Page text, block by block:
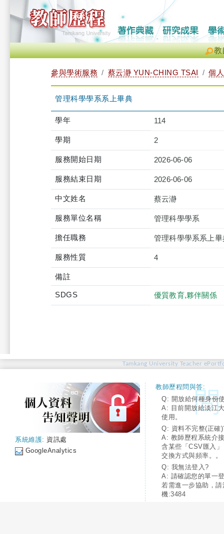
教
參與學術服務 蔡云瀞 YUN-CHING TSAI 個
管理科學學系系上畢典
學年 114
學期 2
服務開始日期 2026-06-06
服務結束日期 2026-06-06
中文姓名 蔡云瀞
服務單位名稱 管理科學學系
擔任職務 管理科學學系系上畢
服務性質 4
備註
SDGS 優質教育,夥伴關係
Tamkang University Teacher
系統維護: 資訊處
GoogleAnalytics
教師歷程問與答:
Q: 開放給何種身份
A: 目前開放給淡江
使用。
Q: 資料不完整(正確
A: 教師歷程系統介
含某些「CSV匯入
交換方式與頻率。。
Q: 我無法登入?
A: 請確認您的單一
若需進一步協助，
機:3484